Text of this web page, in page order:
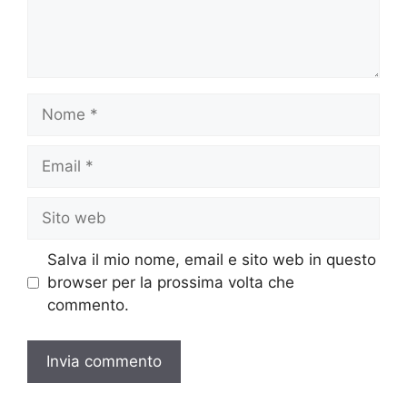
Nome
Email
Sito
web
Salva il mio nome, email e sito web in questo
browser per la prossima volta che
commento.